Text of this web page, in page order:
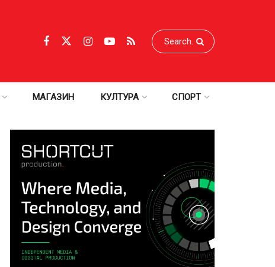
МАГАЗИН КУЛТУРА СПОРТ